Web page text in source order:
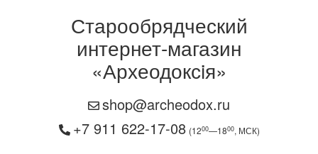
Старообрядческий
интернет-магазин
«Археодоксiя»
shop@archeodox.ru
+7 911 622-17-08 (1200—1800, МСК)